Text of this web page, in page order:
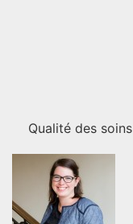
Qualité des soins